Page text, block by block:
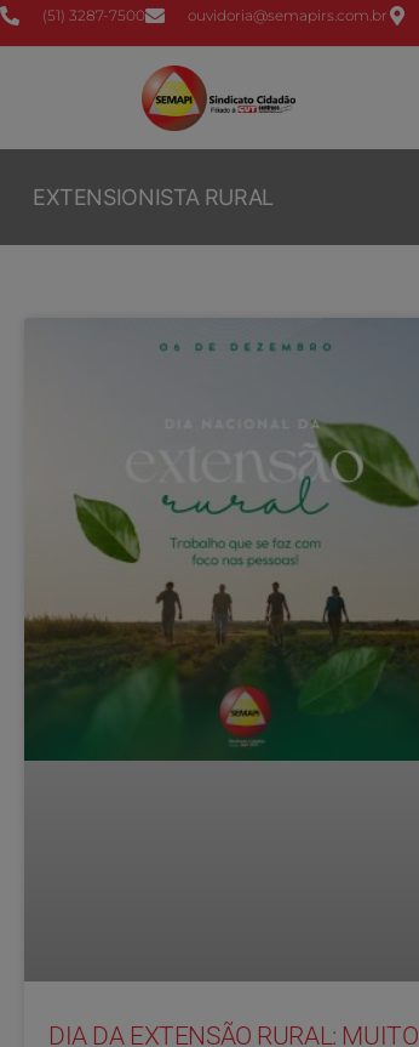
(51) 3287-7500 ouvidoria@semapirs.com.br
EXTENSIONISTA RURAL
DIA DA EXTENSÃO RURAL: MUITO